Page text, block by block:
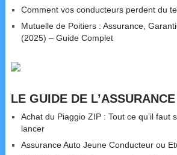
Comment vos conducteurs perdent du
Mutuelle de Poitiers : Assurance,
(2025) – Guide Complet
LE GUIDE DE
Achat du Piaggio ZIP : Tout ce qu’il faut
lancer
Assurance Auto Jeune Conducteur ou